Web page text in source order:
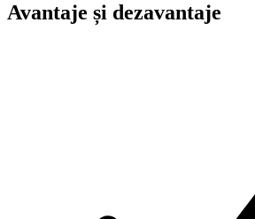
Avantaje și dezavantaje